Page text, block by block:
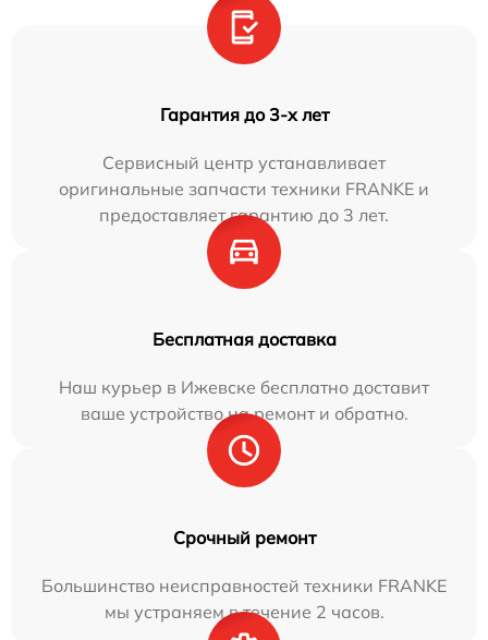
Гарантия до 3-х лет
Сервисный центр устанавливает
оригинальные запчасти техники FRANKE и
предоставляет гарантию до 3 лет.
Бесплатная доставка
Наш курьер в Ижевске бесплатно доставит
ваше устройство на ремонт и обратно.
Срочный ремонт
Большинство неисправностей техники FRANKE
мы устраняем в течение 2 часов.